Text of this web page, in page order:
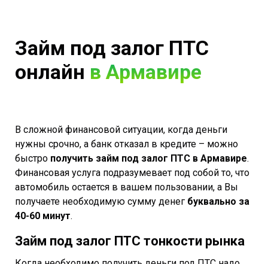
Займ под залог ПТС
онлайн в Армавире
В сложной финансовой ситуации, когда деньги
нужны срочно, а банк отказал в кредите – можно
быстро получить займ под залог ПТС в Армавире.
Финансовая услуга подразумевает под собой то, что
автомобиль остается в вашем пользовании, а Вы
получаете необходимую сумму денег буквально за
40-60 минут.
Займ под залог ПТС тонкости рынка